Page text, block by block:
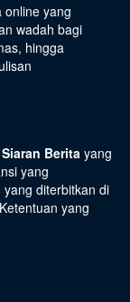
online yang
wadah bagi
hingga
Berita yang
yang
diterbitkan di
yang